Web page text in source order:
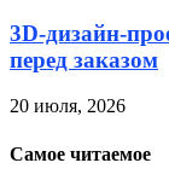
3D-дизайн-
перед заказом
20 июля, 2026
Самое читаемое